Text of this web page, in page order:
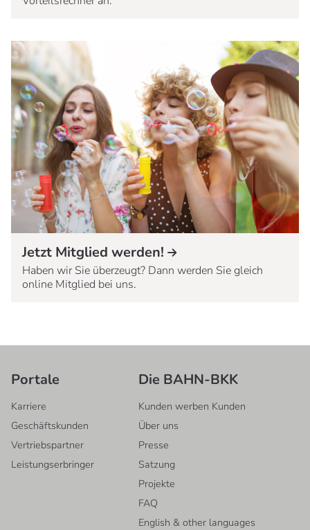
Jetzt Mitglied werden!
Haben wir Sie überzeugt? Dann werden Sie gleich
online Mitglied bei uns.
Portale
Karriere
Geschäftskunden
Vertriebspartner
Leistungserbringer
Die BAHN-BKK
Kunden werben Kunden
Über uns
Presse
Satzung
Projekte
FAQ
English & other languages